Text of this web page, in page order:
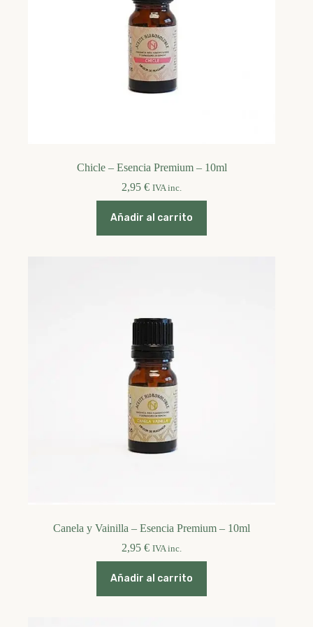
Chicle – Esencia Premium – 10ml
2,95€ IVA inc.
Añadir al carrito
Canela y Vainilla – Esencia Premium – 10ml
2,95€ IVA inc.
Añadir al carrito